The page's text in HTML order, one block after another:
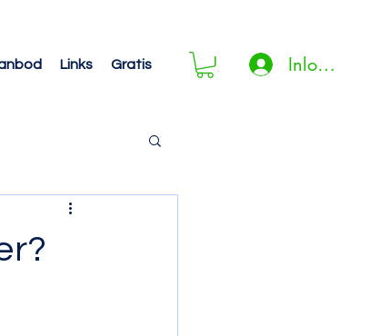
Links Gratis Inloggen